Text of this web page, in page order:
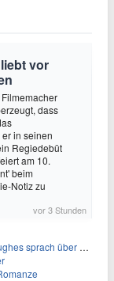
vor
dass
in seinen
Regiedebüt
am 10.
beim
Notiz zu
vor 3 Stunden
von 'The Breakfast Club'